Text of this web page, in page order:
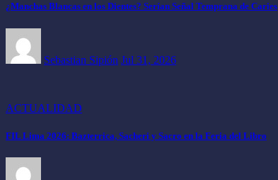
¿Manchas Blancas en los Dientes? Serían Señal Temprana de Caries
Sebastian Sipión Jul 31, 2026
ACTUALIDAD
FIL Lima 2026: Bazterrica, Sacheri y Sacro en la Feria del Libro